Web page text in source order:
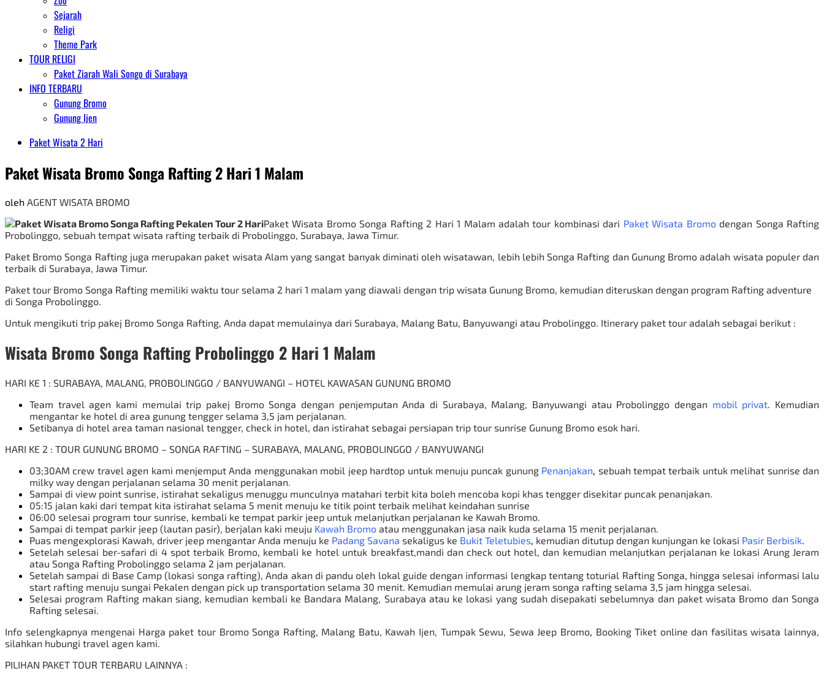
Sejarah
Religi
Theme Park
TOUR RELIGI
Paket Ziarah Wali Songo di Surabaya
INFO TERBARU
Gunung Bromo
Gunung Ijen
Paket Wisata 2 Hari
Paket Wisata Bromo Songa Rafting 2 Hari 1 Malam
oleh AGENT WISATA BROMO
Paket Wisata Bromo Songa Rafting 2 Hari 1 Malam adalah tour kombinasi dari Paket Wisata Bromodengan Songa Rafting
Probolinggo, sebuah tempat wisata rafting terbaik di Probolinggo, Surabaya, Jawa Timur.
Paket Bromo Songa Rafting juga merupakan paket wisata Alam yang sangat banyak diminati oleh wisatawan, lebih lebih Songa Rafting dan Gunung Bromo adalah wisata populer dan
terbaik di Surabaya, Jawa Timur.
Paket tour Bromo Songa Rafting memiliki waktu tour selama 2 hari 1 malam yang diawali dengan trip wisata Gunung Bromo, kemudian diteruskan dengan program Rafting adventure
di Songa Probolinggo.
Untuk mengikuti trip pakej Bromo Songa Rafting, Anda dapat memulainya dari Surabaya, Malang Batu, Banyuwangi atau Probolinggo. Itinerary paket tour adalah sebagai berikut :
Wisata Bromo Songa Rafting Probolinggo 2 Hari 1 Malam
HARI KE 1 : SURABAYA, MALANG, PROBOLINGGO / BANYUWANGI – HOTEL KAWASAN GUNUNG BROMO
Team travel agen kami memulai trip pakej Bromo Songa dengan penjemputan Anda di Surabaya, Malang, Banyuwangi atau Probolinggo dengan mobil privat . Kemudian
mengantar ke hotel di area gunung tengger selama 3,5 jam perjalanan.
Setibanya di hotel area taman nasional tengger, check in hotel , dan istirahat sebagai persiapan trip tour sunrise Gunung Bromo esok hari.
HARI KE 2 : TOUR GUNUNG BROMO – SONGA RAFTING – SURABAYA, MALANG, PROBOLINGGO / BANYUWANGI
03;30AM crew travel agen kami menjemput Anda menggunakan mobil jeep hardtop untuk menuju puncak gunung Penanjakan sebuah tempat terbaik untuk melihat sunrise dan
milky way dengan perjalanan selama 30 menit perjalanan.
Sampai di view point sunrise, istirahat sekaligus menuggu munculnya matahari terbit kita boleh mencoba kopi khas tengger disekitar puncak penanjakan.
05:15 jalan kaki dari tempat kita istirahat selama 5 menit menuju ke titik point terbaik melihat keindahan sunrise
06:00 selesai program tour sunrise, kembali ke tempat parkir jeep untuk melanjutkan perjalanan ke Kawah Bromo.
Sampai di tempat parkir jeep (lautan pasir), berjalan kaki meuju Kawah Bromo atau menggunakan jasa naik kuda selama 15 menit perjalanan.
Puas mengexplorasi Kawah, driver jeep mengantar Anda menuju ke Padang Savana sekaligus ke Bukit Teletubies kemudian ditutup dengan kunjungan ke lokasi Pasir Berbisik
Setelah selesai ber-safari di 4 spot terbaik Bromo, kembali ke hotel untuk breakfast,mandi dan check out hotel, dan kemudian melanjutkan perjalanan ke lokasi Arung Jeram
atau Songa Rafting Probolinggo selama 2 jam perjalanan.
Setelah sampai di Base Camp (lokasi songa rafting), Anda akan di pandu oleh lokal guide dengan informasi lengkap tentang toturial Rafting Songa, hingga selesai informasi lalu
start rafting menuju sungai Pekalen dengan pick up transportation selama 30 menit. Kemudian memulai arung jeram songa rafting selama 3,5 jam hingga selesai.
Selesai program Rafting makan siang, kemudian kembali ke Bandara Malang, Surabaya atau ke lokasi yang sudah disepakati sebelumnya dan paket wisata Bromo dan Songa
Rafting selesai.
Info selengkapnya mengenai Harga paket tour Bromo Songa Rafting, Malang Batu, Kawah Ijen, Tumpak Sewu,
Sewa Jeep Bromo, Booking Tiket online dan fasilitas wisata lainnya,
silahkan hubungi travel agen kami.
PILIHAN PAKET TOUR TERBARU LAINNYA :